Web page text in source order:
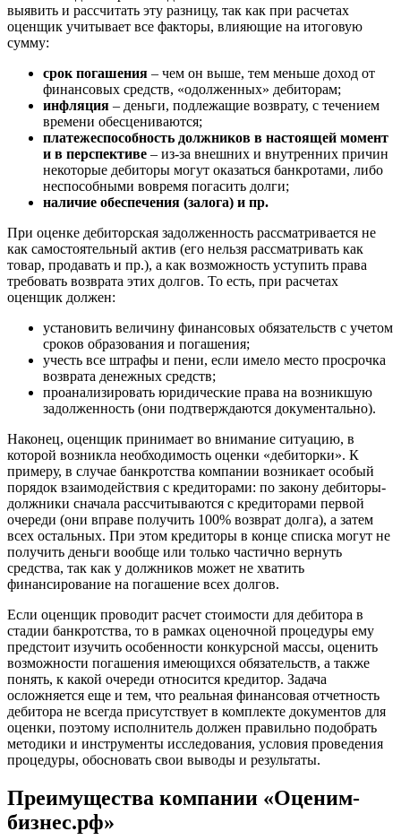
выявить и рассчитать эту разницу, так как при расчетах
оценщик учитывает все факторы, влияющие на итоговую
сумму:
срок погашения – чем он выше, тем меньше доход от
финансовых средств, «одолженных» дебиторам;
инфляция – деньги, подлежащие возврату, с течением
времени обесцениваются;
платежеспособность должников в настоящей момент
и в перспективе – из-за внешних и внутренних причин
некоторые дебиторы могут оказаться банкротами, либо
неспособными вовремя погасить долги;
наличие обеспечения (залога) и пр.
При оценке дебиторская задолженность рассматривается не
как самостоятельный актив (его нельзя рассматривать как
товар, продавать и пр.), а как возможность уступить права
требовать возврата этих долгов. То есть, при расчетах
оценщик должен:
установить величину финансовых обязательств с учетом
сроков образования и погашения;
учесть все штрафы и пени, если имело место просрочка
возврата денежных средств;
проанализировать юридические права на возникшую
задолженность (они подтверждаются документально).
Наконец, оценщик принимает во внимание ситуацию, в
которой возникла необходимость оценки «дебиторки». К
примеру, в случае банкротства компании возникает особый
порядок взаимодействия с кредиторами: по закону дебиторы-
должники сначала рассчитываются с кредиторами первой
очереди (они вправе получить 100% возврат долга), а затем
всех остальных. При этом кредиторы в конце списка могут не
получить деньги вообще или только частично вернуть
средства, так как у должников может не хватить
финансирование на погашение всех долгов.
Если оценщик проводит расчет стоимости для дебитора в
стадии банкротства, то в рамках оценочной процедуры ему
предстоит изучить особенности конкурсной массы, оценить
возможности погашения имеющихся обязательств, а также
понять, к какой очереди относится кредитор. Задача
осложняется еще и тем, что реальная финансовая отчетность
дебитора не всегда присутствует в комплекте документов для
оценки, поэтому исполнитель должен правильно подобрать
методики и инструменты исследования, условия проведения
процедуры, обосновать свои выводы и результаты.
Преимущества компании «Оценим-
бизнес.рф»
Вольск
Воркута
Воронеж
Воскресенск
Воткинск
Всеволожск
Вязники
Гай
Гатчина
Геленджик
Георгиевск
Горно-Алтайск
Городец
Горячий Ключ
Грозный
Губкин
Губкинский
Гуково
Гулькевичи
Гусев
Гусь-Хрустальный
Дедовск
Дербент
Дзержинск
Дзержинский
Димитровград
Дмитров
Долгопрудный
Домодедово
Донецк
Дубна
Дюртюли
Евпатория
Егорьевск